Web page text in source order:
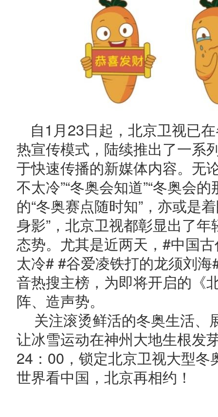
自1月23日起，北京卫视已
热宣传模式，陆续推出了一系
于快速传播的新媒体内容。无
不太冷”“冬奥会知道”“冬奥会
的“冬奥赛点随时知”，亦或是
身影”，北京卫视都彰显出了
态势。尤其是近两天，#中国
太冷# #谷爱凌铁打的龙须刘
音热搜主榜，为即将开启的《
阵、造声势。
关注滚烫鲜活的冬奥生活、
让冰雪运动在神州大地生根
24：00，锁定北京卫视大型
世界看中国，北京再相约！